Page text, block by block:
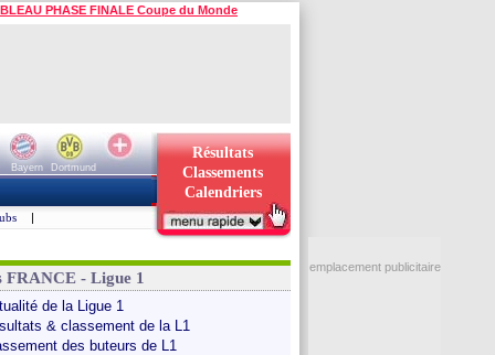
PHASE FINALE Coupe du Monde
Bayern
Dortmund
Résultats
Classements
Calendriers
|
FRANCE - Ligue 1
de la Ligue 1
& classement de la L1
des buteurs de L1
emplacement publicitaire